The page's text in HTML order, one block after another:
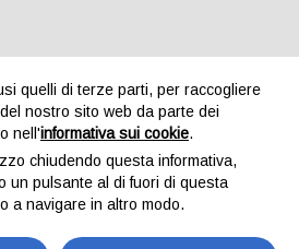
quelli di terze parti, per raccogliere
nostro sito web da parte dei
nell'informativa sui cookie.
chiudendo questa informativa,
un pulsante al di fuori di questa
a navigare in altro modo.